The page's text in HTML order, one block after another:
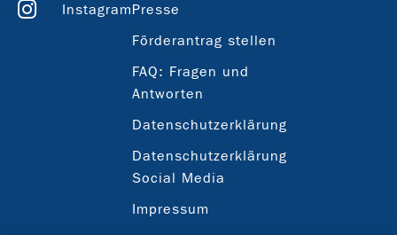
InstagramPresse
Förderantrag stellen
FAQ: Fragen und
Antworten
Datenschutzerklärung
Datenschutzerklärung
Social Media
Impressum